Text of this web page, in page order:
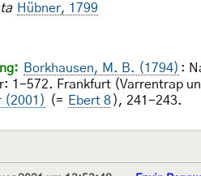
Hübner, 1799
Borkhausen, M. B. (1794) :
1-572. Frankfurt (Varrentrap
(2001)
(= Ebert 8 ), 241-243.